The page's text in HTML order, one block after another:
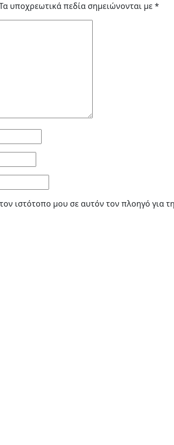
υποχρεωτικά πεδία σημειώνονται με*
ιστότοπο μου σε αυτόν τον πλοηγό για